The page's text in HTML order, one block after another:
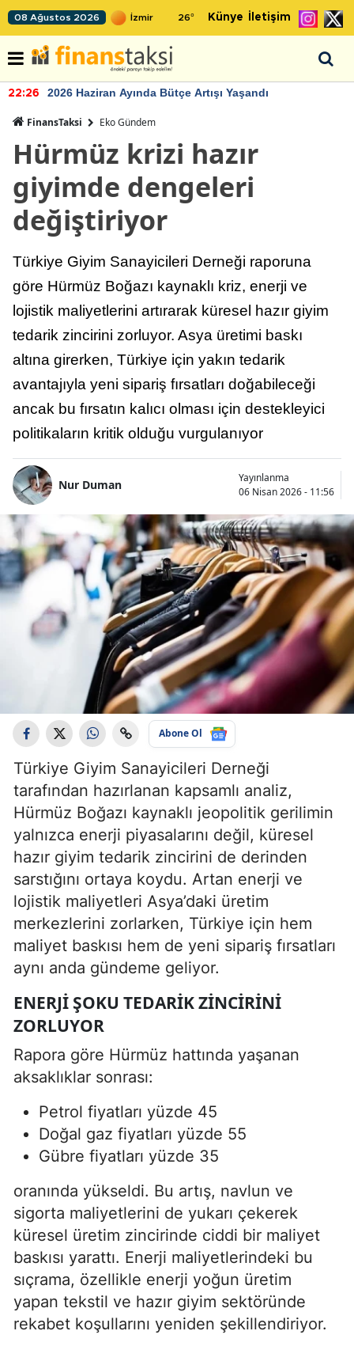
08 Ağustos 2026 26° Künye İletişim
22:26 2026 Haziran Ayında Bütçe Artışı Yaşandı
FinansTaksi Eko Gündem
Hürmüz krizi hazır
giyimde dengeleri
değiştiriyor
Türkiye Giyim Sanayicileri Derneği raporuna
göre Hürmüz Boğazı kaynaklı kriz, enerji ve
lojistik maliyetlerini artırarak küresel hazır giyim
tedarik zincirini zorluyor. Asya üretimi baskı
altına girerken, Türkiye için yakın tedarik
avantajıyla yeni sipariş fırsatları doğabileceği
ancak bu fırsatın kalıcı olması için destekleyici
politikaların kritik olduğu vurgulanıyor
Nur Duman
Yayınlanma
06 Nisan 2026 - 11:56
Abone Ol
Türkiye Giyim Sanayicileri Derneği
tarafından hazırlanan kapsamlı analiz,
Hürmüz Boğazı kaynaklı jeopolitik gerilimin
yalnızca enerji piyasalarını değil, küresel
hazır giyim tedarik zincirini de derinden
sarstığını ortaya koydu. Artan enerji ve
lojistik maliyetleri Asya’daki üretim
merkezlerini zorlarken, Türkiye için hem
maliyet baskısı hem de yeni sipariş fırsatları
aynı anda gündeme geliyor.
ENERJI ŞOKU TEDARIK ZINCIRINI
ZORLUYOR
Rapora göre Hürmüz hattında yaşanan
aksaklıklar sonrası:
Petrol fiyatları yüzde 45
Doğal gaz fiyatları yüzde 55
Gübre fiyatları yüzde 35
oranında yükseldi. Bu artış, navlun ve
sigorta maliyetlerini de yukarı çekerek
küresel üretim zincirinde ciddi bir maliyet
baskısı yarattı. Enerji maliyetlerindeki bu
sıçrama, özellikle enerji yoğun üretim
yapan tekstil ve hazır giyim sektöründe
rekabet koşullarını yeniden şekillendiriyor.